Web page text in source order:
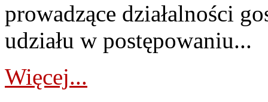
prowadzące działalności
udziału w postępowaniu...
Więcej...